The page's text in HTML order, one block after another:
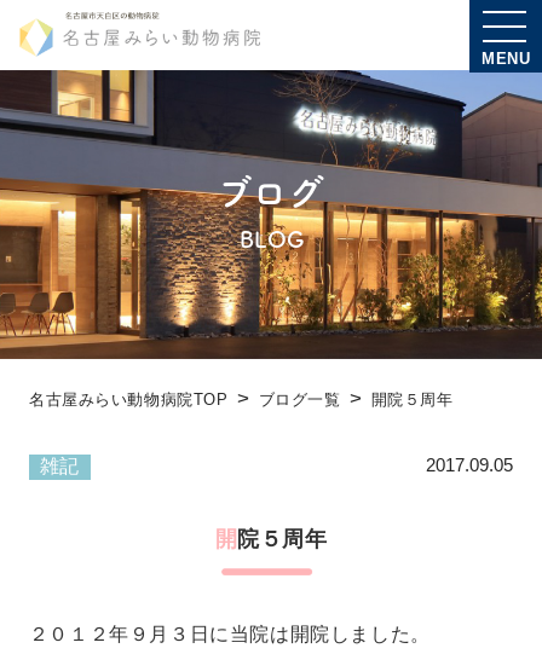
MENU
ブログ
BLOG
名古屋みらい動物病院TOP ブログ一覧 開院５周年
雑記 2017.09.05
開院５周年
２０１２年９月３日に当院は開院しました。